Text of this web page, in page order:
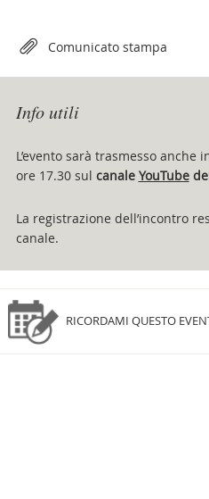
Attachments
Comunicato stampa
Info utili
L’evento sarà trasmesso
ore 17.30 sul canale YouTube
La registrazione dell’incontro
canale.
RICORDAMI QUESTO